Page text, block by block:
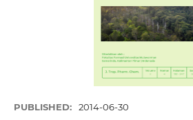
PUBLISHED: 2014-06-30